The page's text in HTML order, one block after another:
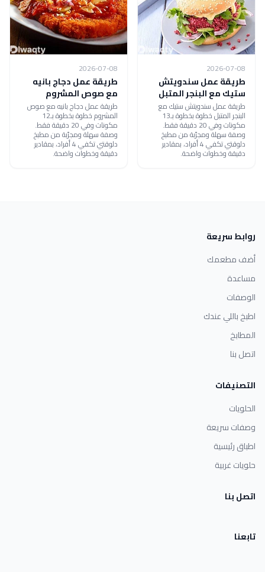
2026-07-08
طريقة عمل سندويتش
ستيك مع البنجر المتبل
طريقة عمل سندويتش ستيك مع
البنجر المتبل خطوة بخطوة بـ13
مكونات وفي 20 دقيقة فقط.
وصفة سهلة ومجرّبة من مطبخ
دلوقتي تكفي 4 أفراد، بمقادير
دقيقة وخطوات واضحة.
2026-07-08
طريقة عمل دجاج بانيه
مع صوص المشروم
طريقة عمل دجاج بانيه مع صوص
المشروم خطوة بخطوة بـ12
مكونات وفي 20 دقيقة فقط.
وصفة سهلة ومجرّبة من مطبخ
دلوقتي تكفي 4 أفراد، بمقادير
دقيقة وخطوات واضحة.
روابط سريعة
أضف مطعمك
مساعدة
الوصفات
اطبخ باللي عندك
المطابخ
اتصل بنا
التصنيفات
الحلويات
وصفات سريعة
اطباق رئيسية
حلويات غربية
اتصل بنا
تابعنا